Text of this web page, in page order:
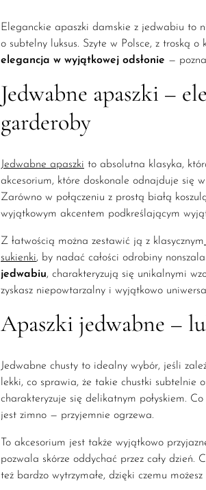
Eleganckie apaszki damskie z jedwabiu to
o subtelny luksus. Szyte w Polsce, z troską
elegancja w wyjątkowej odsłonie —
Jedwabne apaszki –
garderoby
Jedwabne apaszki to absolutna klasyka,
akcesorium, które doskonale odnajduje się
Zarówno w połączeniu z prostą białą
wyjątkowym akcentem podkreślającym
Z łatwością można zestawić ją z klasycznym
sukienki, by nadać całości odrobiny
jedwabiu, charakteryzują się unikalnymi
zyskasz niepowtarzalny i wyjątkowo
Apaszki jedwabne –
Jedwabne chusty to idealny wybór, jeśli
lekki, co sprawia, że takie chustki subtelnie
charakteryzuje się delikatnym połyskiem.
jest zimno — przyjemnie ogrzewa.
To akcesorium jest także wyjątkowo
pozwala skórze oddychać przez cały dzień.
też bardzo wytrzymałe, dzięki czemu